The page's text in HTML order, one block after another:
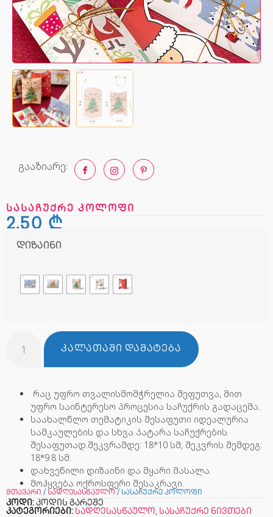
გააზიარე:
სასაჩუქრე კოლოფი
2,50 ₾
დიზაინი
ᲙᲐᲚᲐᲗᲐᲨᲘ ᲓᲐᲛᲐᲢᲔᲑᲐ
რაც უფრო თვალისმომჭრელია შეფუთვა, მით
უფრო საინტერესო პროცესია საჩუქრის გადაცემა.
საახალწლო თემატიკის შესაფუთი იდეალურია
სამკაულების და სხვა პატარა საჩუქრების
შესაფუთად.შეკვრამდე: 18*10 სმ, შეკვრის შემდეგ:
18*9.8 სმ.
დახვეწილი დიზაინი და მყარი მასალა.
მოჰყვება ოქროსფერი შესაკრავი.
მთავარი / სადღესასწაულო / სასაჩუქრე კოლოფი
კოდი: კოდის გარეშე
კატეგორიები: სადღესასწაულო, სასაჩუქრე ნივთები